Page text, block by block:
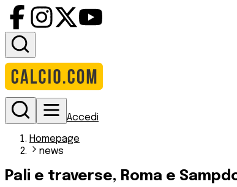
Accedi
Homepage
news
Pali e traverse, Roma e